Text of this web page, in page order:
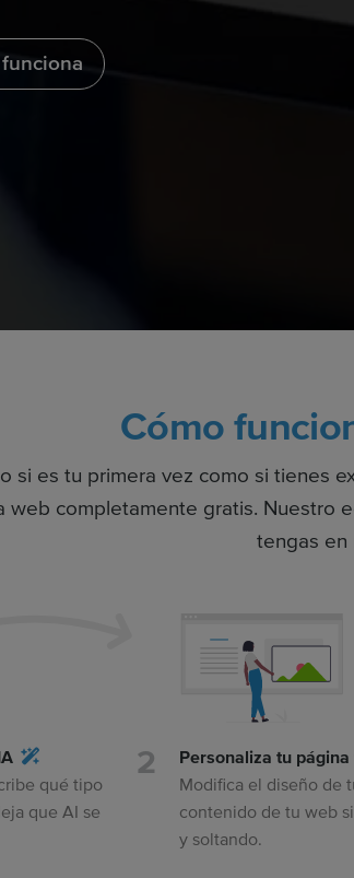
Cómo
si es tu primera vez como si tienes
web completamente gratis. Nuestro
tengas en
qué tipo
que AI se
Personaliza tu página
Modifica el diseño de
contenido de tu web
y soltando.